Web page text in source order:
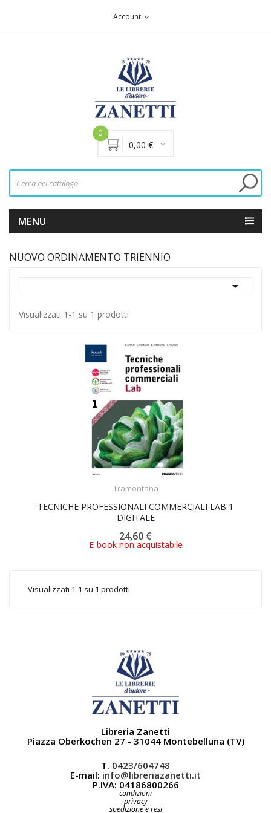
Account expand_more
0
0,00 €
MENU
NUOVO ORDINAMENTO TRIENNIO

Visualizzati 1-1 su 1 prodotti
Tramontana
TECNICHE PROFESSIONALI COMMERCIALI LAB 1
DIGITALE
24,60 €
E-book non acquistabile
Visualizzati 1-1 su 1 prodotti
Libreria Zanetti
Piazza Oberkochen 27 - 31044 Montebelluna (TV)
T. 0423/604748
E-mail: info@libreriazanetti.it
P.IVA: 04186800266
condizioni
privacy
spedizione e resi